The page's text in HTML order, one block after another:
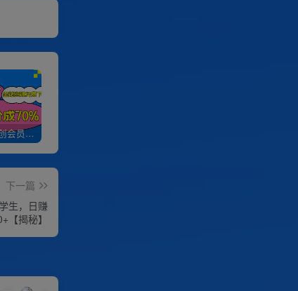
加入优优云网创会员，全站资源免费学习。
下一篇
生，日赚
【揭秘】